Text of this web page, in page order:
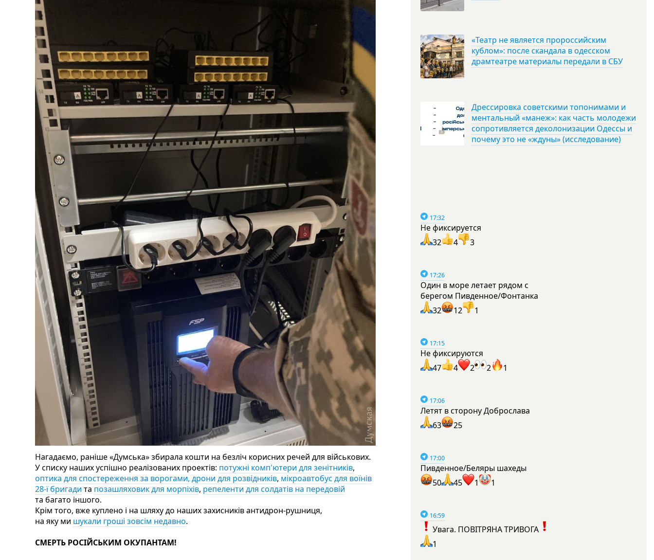
Нагадаємо, раніше «Думська» збирала кошти на безліч корисних речей для військових.
У списку наших успішно реалізованих проектів: потужні комп'ютери для зенітників,
оптика для спостереження за ворогами, дрони для розвідників, мікроавтобус для воїнів
28-ї бригади та позашляховик для морпіхів, репеленти для солдатів на передовій
та багато іншого.
Крім того, вже куплено і на шляху до наших захисників антидрон-рушниця,
на яку ми шукали гроші зовсім недавно.
СМЕРТЬ РОСІЙСЬКИМ ОКУПАНТАМ!
«Театр не является пророссийским
кублом»: после скандала в одесском
драмтеатре материалы передали в СБУ
Дрессировка советскими топонимами и
ментальный «манеж»: как часть молодежи
сопротивляется деколонизации Одессы и
почему это не «ждуны» (исследование)
17:32
Не фиксируется
32
4 3
17:26
Один в море летает рядом с
берегом Пивденное/Фонтанка
32
12 1
17:15
Не фиксируются
47
4 2 2 1
17:06
Летят в сторону Доброслава
63
25
17:00
Пивденное/Беляры шахеды
50
45 1 1
16:59
Увага. ПОВІТРЯНА ТРИВОГА
1